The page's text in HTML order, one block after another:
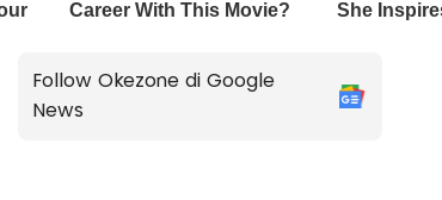
Follow Okezone di Google
News